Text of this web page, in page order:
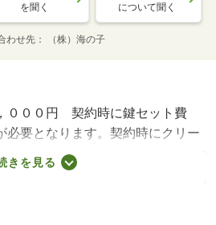
を聞く について聞く
わせ先 （株）海の子
０００円 契約時に鍵セット費
必要となります。契約時にクリー
０００が必要となります。貸主イ
保証等：加入要（契約時保証委託
．５万／２．５％）・維持費
きを見る